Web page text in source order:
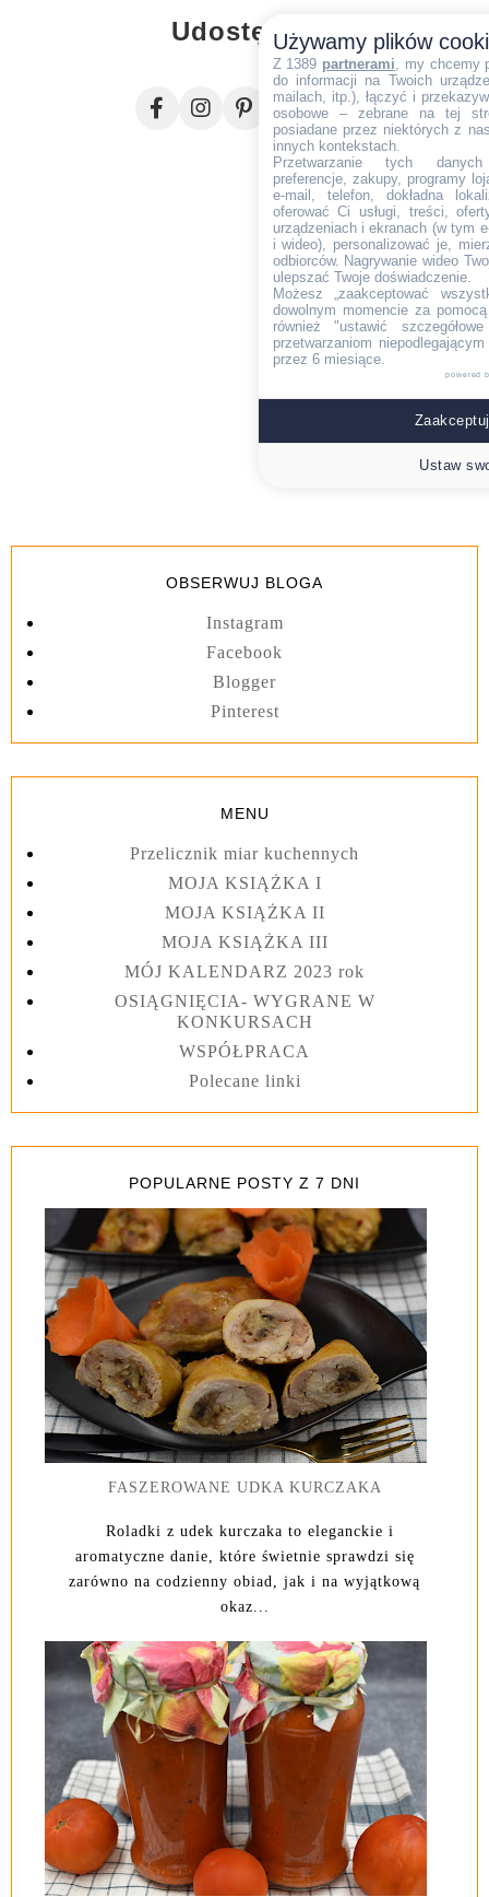
Udostępnij
OBSERWUJ BLOGA
Instagram
Facebook
Blogger
Pinterest
MENU
Przelicznik miar kuchennych
MOJA KSIĄŻKA I
MOJA KSIĄŻKA II
MOJA KSIĄŻKA III
MÓJ KALENDARZ 2023 rok
OSIĄGNIĘCIA- WYGRANE W
KONKURSACH
WSPÓŁPRACA
Polecane linki
POPULARNE POSTY Z 7 DNI
FASZEROWANE UDKA KURCZAKA
Roladki z udek kurczaka to eleganckie i
aromatyczne danie, które świetnie sprawdzi się
zarówno na codzienny obiad, jak i na wyjątkową
okaz...
Używamy plików
Z 1389 partnerami , my chcemy
do informacji na Twoich
mailach, itp.), łączyć i
osobowe – zebrane na tej
posiadane przez niektórych z
innych kontekstach.
Przetwarzanie tych danych
preferencje, zakupy, programy
e-mail, telefon, dokładna
oferować Ci usługi, treści,
urządzeniach i ekranach (w tym
i wideo), personalizować je,
odbiorców. Nagrywanie wideo
ulepszać Twoje doświadczenie.
Możesz „zaakceptować
dowolnym momencie za
również "ustawić
przetwarzaniom
przez 6 miesiące.
powered
Ustaw